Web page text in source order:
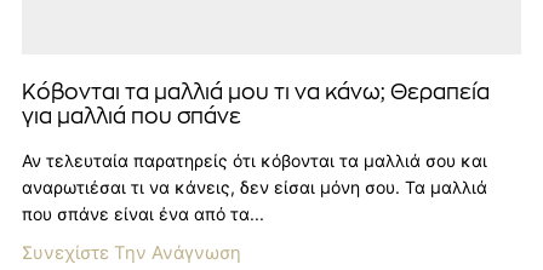
Κόβονται τα μαλλιά μου τι να κάνω; Θεραπεία
για μαλλιά που σπάνε
Αν τελευταία παρατηρείς ότι κόβονται τα μαλλιά σου και
αναρωτιέσαι τι να κάνεις, δεν είσαι μόνη σου. Τα μαλλιά
που σπάνε είναι ένα από τα...
Συνεχίστε Την Ανάγνωση